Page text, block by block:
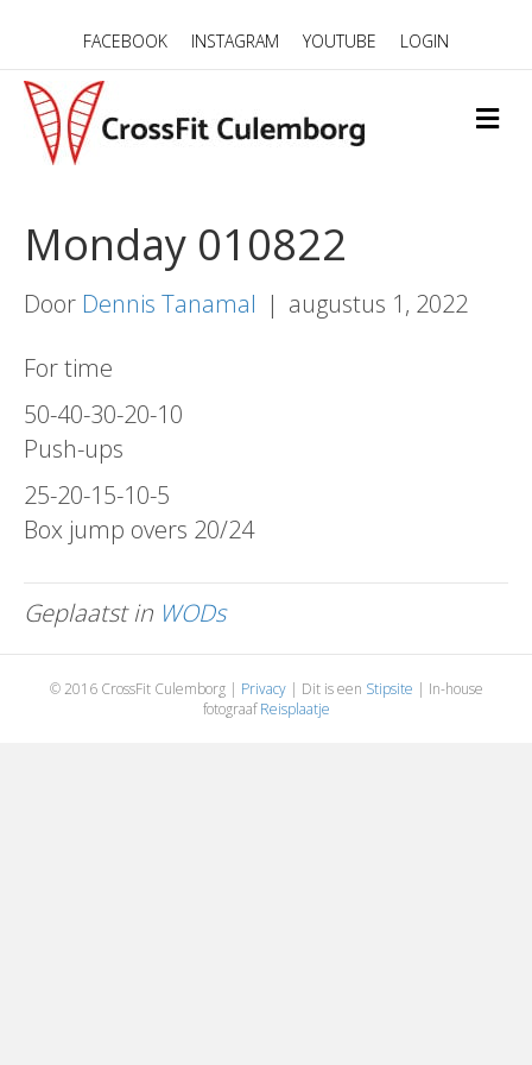
FACEBOOK INSTAGRAM YOUTUBE LOGIN
M
E
Monday 010822
Door Dennis Tanamal | augustus 1, 2022
For time
50-40-30-20-10
Push-ups
25-20-15-10-5
Box jump overs 20/24
Geplaatst in WODs
© 2016 CrossFit Culemborg | Privacy| Dit is een Stipsite | In-house
fotograafReisplaatje